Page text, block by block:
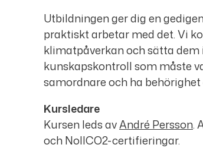
Utbildningen ger dig en
praktiskt arbetar med det. Vi
klimatpåverkan och sätta
kunskapskontroll som måste
samordnare och ha
Kursledare
Kursen leds avAndré Persson.
och NollCO2-certifieringar.